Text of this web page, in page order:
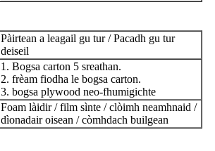
Pàirtean a leagail gu tur / Pacadh gu tur
deiseil
1. Bogsa carton 5 sreathan.
2. frèam fiodha le bogsa carton.
3. bogsa plywood neo-fhumigichte
Foam làidir / film sìnte / clòimh neamhnaid /
dìonadair oisean / còmhdach builgean